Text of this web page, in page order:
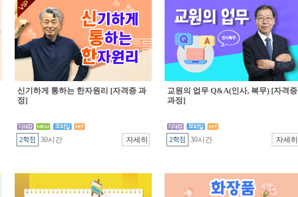
신기하게 통하는 한자원리 [자격증 과
정]
30시간
교원의 업무 Q&A(인사, 복무) [자격증
과정]
30시간